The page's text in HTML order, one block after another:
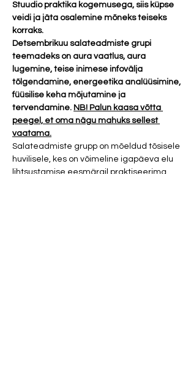
Stuudio praktika kogemusega, siis küpse
veidi ja jäta osalemine mõneks teiseks
korraks.
Detsembrikuu salateadmiste grupi
teemadeks on aura vaatlus, aura
lugemine, teise inimese infovälja
tõlgendamine, energeetika analüüsimine,
füüsilise keha mõjutamine ja
tervendamine. NB! Palun kaasa võtta
peegel, et oma nägu mahuks sellest
vaatama.
Salateadmiste grupp on mõeldud tõsisele
huvilisele, kes on võimeline igapäeva elu
lihtsustamise eesmärgil praktiseerima